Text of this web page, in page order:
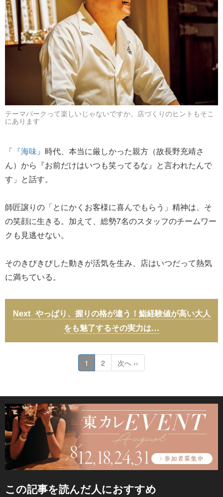
テーマパークって楽しいじゃないですか。店づくりのヒントもそこ
にあります
「 『海味』 時代、本当に厳しかった親方（故長野充靖さ
ん）から『お前だけはいつも笑ってるな』と言われたんで
す」と話す。
師匠譲りの「とにかくお客様に喜んでもらう」精神は、そ
の笑顔に生きる。加えて、総勢7名のスタッフのチームワー
クも見逃せない。
そのきびきびした動きが活気を生み、店はいつだって熱気
に満ちている。
やっぱり、握りの格が違う！鮨経験値が高い大人
をも魅了するその実力は…
1 2 次へ ››
この記事を読んだ人におすすめ